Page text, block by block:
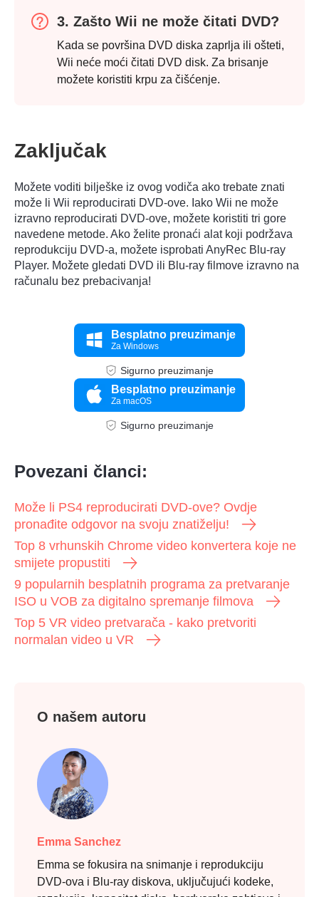
3. Zašto Wii ne može čitati DVD?
Kada se površina DVD diska zaprlja ili ošteti,
Wii neće moći čitati DVD disk. Za brisanje
možete koristiti krpu za čišćenje.
Zaključak
Možete voditi bilješke iz ovog vodiča ako trebate znati
može li Wii reproducirati DVD-ove. Iako Wii ne može
izravno reproducirati DVD-ove, možete koristiti tri gore
navedene metode. Ako želite pronaći alat koji podržava
reprodukciju DVD-a, možete isprobati AnyRec Blu-ray
Player. Možete gledati DVD ili Blu-ray filmove izravno na
računalu bez prebacivanja!
Besplatno preuzimanje
Za Windows
Sigurno preuzimanje
Besplatno preuzimanje
Za macOS
Sigurno preuzimanje
Povezani članci:
Može li PS4 reproducirati DVD-ove? Ovdje
pronađite odgovor na svoju znatiželju!
Top 8 vrhunskih Chrome video konvertera koje ne
smijete propustiti
9 popularnih besplatnih programa za pretvaranje
ISO u VOB za digitalno spremanje filmova
Top 5 VR video pretvarača - kako pretvoriti
normalan video u VR
O našem autoru
Emma Sanchez
Emma se fokusira na snimanje i reprodukciju
DVD-ova i Blu-ray diskova, uključujući kodeke,